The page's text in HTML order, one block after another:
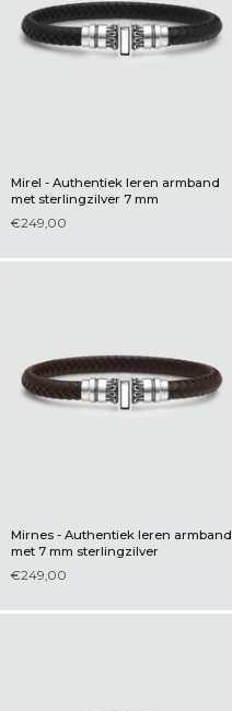
Mirel - Authentiek leren armband
met sterlingzilver 7 mm
€249,00
Mirnes - Authentiek leren armband
met 7 mm sterlingzilver
€249,00